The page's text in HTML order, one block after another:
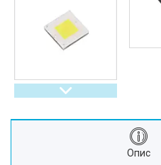
Запчастини до ліхтарів
Аксесуари до ліхтарів
Відгуки
Опис